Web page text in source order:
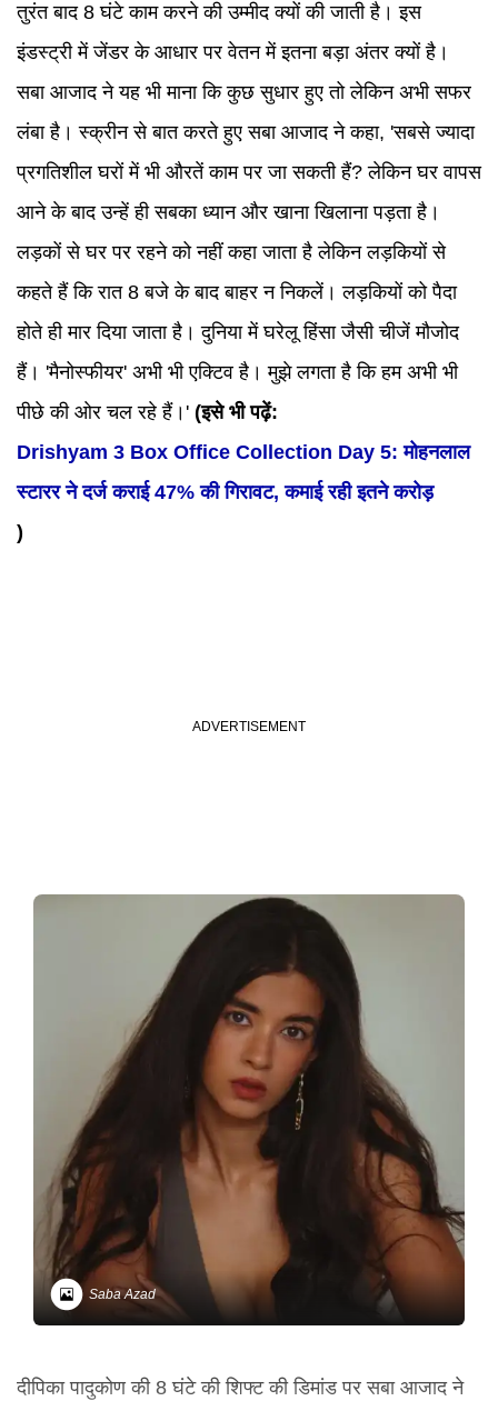
तुरंत बाद 8 घंटे काम करने की उम्मीद क्यों की जाती है। इस
इंडस्ट्री में जेंडर के आधार पर वेतन में इतना बड़ा अंतर क्यों है।
सबा आजाद ने यह भी माना कि कुछ सुधार हुए तो लेकिन अभी सफर
लंबा है। स्क्रीन से बात करते हुए सबा आजाद ने कहा, 'सबसे ज्यादा
प्रगतिशील घरों में भी औरतें काम पर जा सकती हैं? लेकिन घर वापस
आने के बाद उन्हें ही सबका ध्यान और खाना खिलाना पड़ता है।
लड़कों से घर पर रहने को नहीं कहा जाता है लेकिन लड़कियों से
कहते हैं कि रात 8 बजे के बाद बाहर न निकलें। लड़कियों को पैदा
होते ही मार दिया जाता है। दुनिया में घरेलू हिंसा जैसी चीजें मौजोद
हैं। 'मैनोस्फीयर' अभी भी एक्टिव है। मुझे लगता है कि हम अभी भी
पीछे की ओर चल रहे हैं।' (इसे भी पढ़ें:
Drishyam 3 Box Office Collection Day 5: मोहनलाल
स्टारर ने दर्ज कराई 47% की गिरावट, कमाई रही इतने करोड़
)
Saba Azad
दीपिका पादुकोण की 8 घंटे की शिफ्ट की डिमांड पर सबा आजाद ने